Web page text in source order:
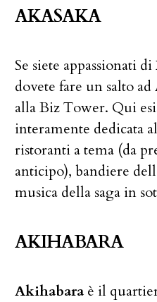
AKASAKA
Se siete appassionati di
dovete fare un salto ad
alla Biz Tower. Qui
interamente dedicata
ristoranti a tema (da
anticipo), bandiere
musica della saga in
AKIHABARA
Akihabara è il